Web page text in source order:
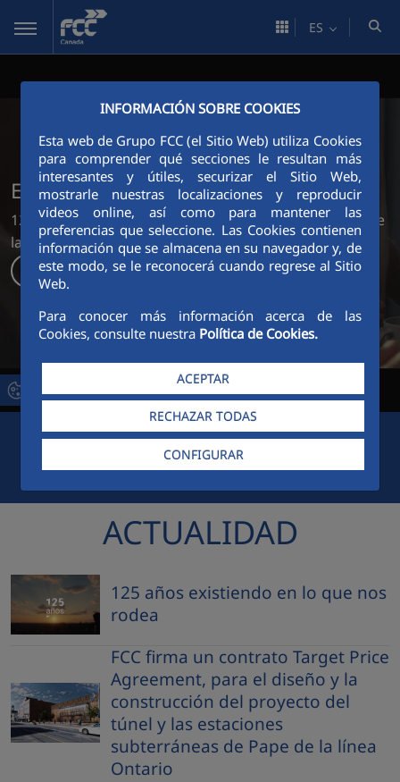
Saltar al contenido principal
INFORMACIÓN SOBRE COOKIES
Esta web de Grupo FCC (el Sitio Web) utiliza Cookies
para comprender qué secciones le resultan más
interesantes y útiles, securizar el Sitio Web,
mostrarle nuestras localizaciones y reproducir
videos online, así como para mantener las
preferencias que seleccione. Las Cookies contienen
información que se almacena en su navegador y, de
este modo, se le reconocerá cuando regrese al Sitio
Web.
Para conocer más información acerca de las
Cookies, consulte nuestra Política de Cookies.
ACEPTAR
RECHAZAR TODAS
CONFIGURAR
ES
Existimos en lo que nos rodea
125 años creando los escenarios sostenibles en los que
la vida sucede.
Descubre más
ACTUALIDAD
125 años existiendo en lo que nos
rodea
FCC firma un contrato Target Price
Agreement, para el diseño y la
construcción del proyecto del
túnel y las estaciones
subterráneas de Pape de la línea
Ontario